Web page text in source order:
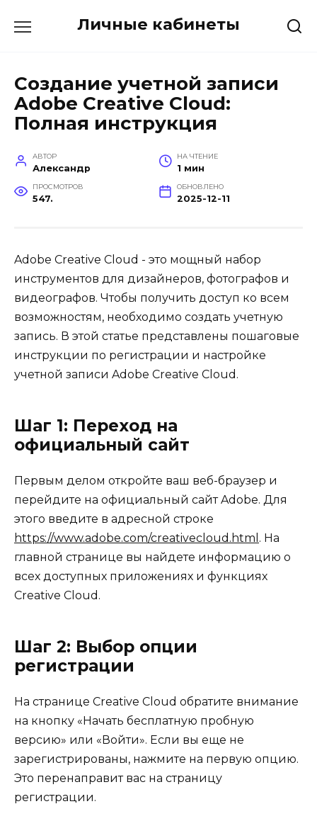
Личные кабинеты
Создание учетной записи
Adobe Creative Cloud:
Полная инструкция
АВТОР
Александр
НА ЧТЕНИЕ
1 мин
ПРОСМОТРОВ
547.
ОБНОВЛЕНО
2025-12-11
Adobe Creative Cloud - это мощный набор
инструментов для дизайнеров, фотографов и
видеографов. Чтобы получить доступ ко всем
возможностям, необходимо создать учетную
запись. В этой статье представлены пошаговые
инструкции по регистрации и настройке
учетной записи Adobe Creative Cloud.
Шаг 1: Переход на
официальный сайт
Первым делом откройте ваш веб-браузер и
перейдите на официальный сайт Adobe. Для
этого введите в адресной строке
https://www.adobe.com/creativecloud.html . На
главной странице вы найдете информацию о
всех доступных приложениях и функциях
Creative Cloud.
Шаг 2: Выбор опции
регистрации
На странице Creative Cloud обратите внимание
на кнопку «Начать бесплатную пробную
версию» или «Войти». Если вы еще не
зарегистрированы, нажмите на первую опцию.
Это перенаправит вас на страницу
регистрации.